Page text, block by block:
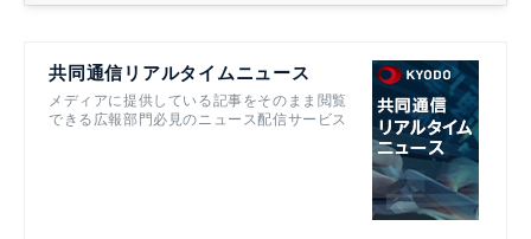
共同通信リアルタイムニュース
メディアに提供している記事をそのまま閲覧
できる広報部門必見のニュース配信サービス